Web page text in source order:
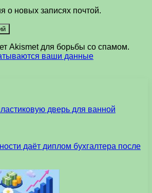
о новых записях почтой.
Akismet для борьбы со спамом.
ваши данные
дверь для ванной
даёт диплом бухгалтера после